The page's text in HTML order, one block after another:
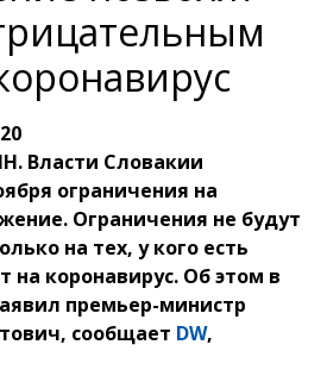
Власти Словакии
ограничения на
Ограничения не будут
на тех, у кого есть
на коронавирус. Об этом в
премьер-министр
сообщает DW,